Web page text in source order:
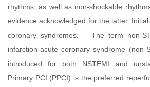
rhythms, as well as non-shockable
evidence acknowledged for the latter.
coronary syndromes. – The term non-
infarction-acute coronary syndrome (non-
introduced for both NSTEMI and
Primary PCI (PPCI) is the preferred